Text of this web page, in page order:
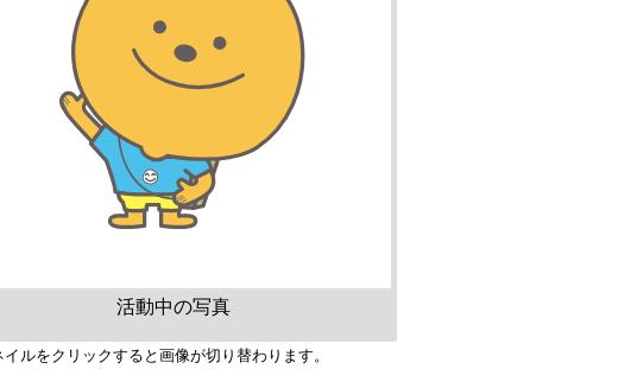
活動中の写真
ルをクリックすると画像が切り替わります。